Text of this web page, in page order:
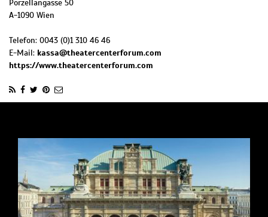
Porzellangasse 50
A-1090 Wien
Telefon: 0043 (0)1 310 46 46
E-Mail: kassa@theatercenterforum.com
https://www.theatercenterforum.com